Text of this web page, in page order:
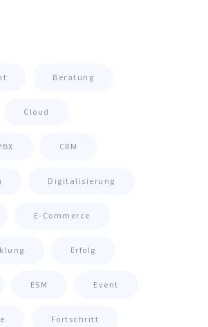
Beratung
Cloud
CRM
Digitalisierung
E-Commerce
Erfolg
ESM Event
Fortschritt